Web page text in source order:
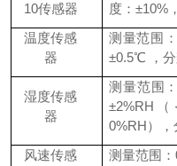
10传感器
度：±10%
温度传感
器
测量范围
±0.5℃ ，
湿度传感
器
测量范围
±2%RH（
0%RH），
风速传感
测量范围